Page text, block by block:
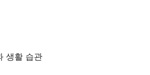
생활 습관